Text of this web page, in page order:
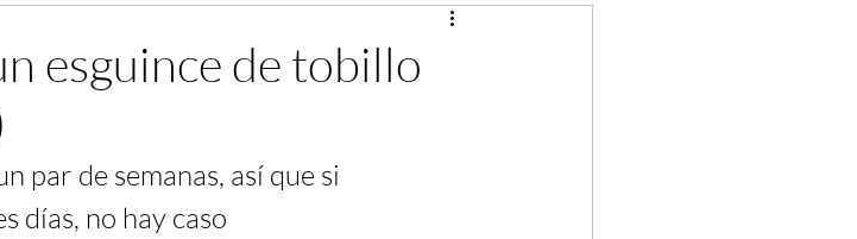
esguince de tobillo
par de semanas, así que si
días, no hay caso